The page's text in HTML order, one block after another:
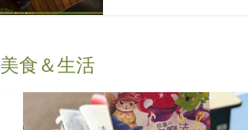
美食＆生活